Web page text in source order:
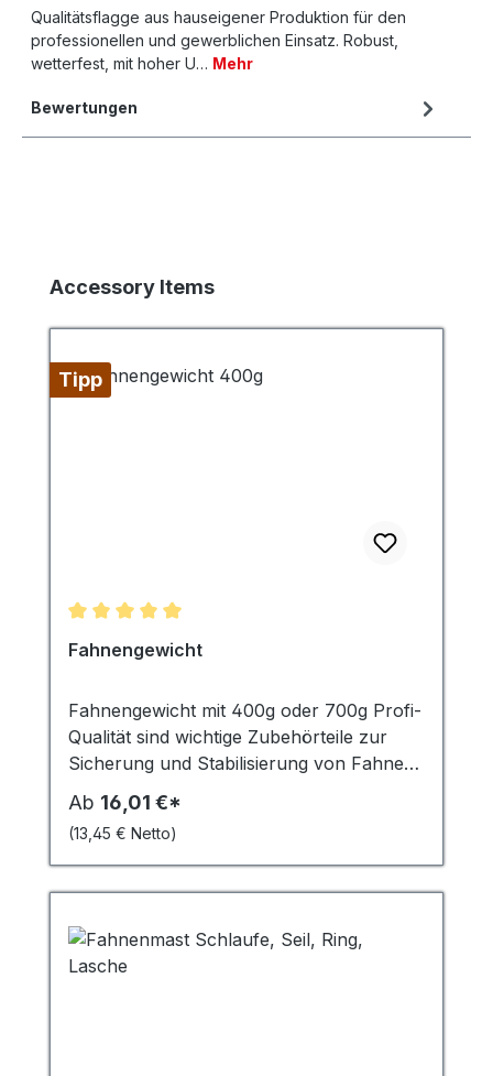
Qualitätsflagge aus hauseigener Produktion für den
professionellen und gewerblichen Einsatz. Robust,
wetterfest, mit hoher U… Mehr
Bewertungen
Produktgalerie überspringen
Accessory Items
Tipp
Durchschnittliche Bewertung von 5 von 5 Sternen
Fahnengewicht
Fahnengewicht mit 400g oder 700g Profi-
Qualität sind wichtige Zubehörteile zur
Sicherung und Stabilisierung von Fahnen
und Bannern. Sie fungieren als
Kletterstoppgewicht, das heisst, sie
verhindern, dass die Fahne oder das
Banner sich um den Fahnenmast wickelt.
In stürmischen Windverhältnissen spielen
sie eine entscheidende Rolle, indem sie das
Flattern der Fahne minimieren und
verhindern, dass diese zerrissen wird oder
Ab 16,01 €*
(13,45 € Netto)